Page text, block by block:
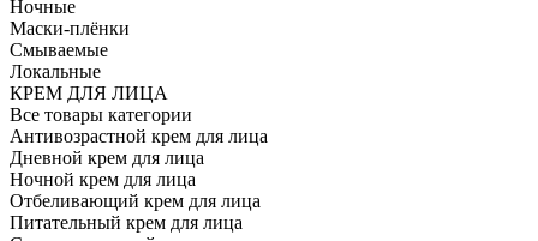
Ночные
Маски-плёнки
Смываемые
Локальные
КРЕМ ДЛЯ ЛИЦА
Все товары категории
Антивозрастной крем для лица
Дневной крем для лица
Ночной крем для лица
Отбеливающий крем для лица
Питательный крем для лица